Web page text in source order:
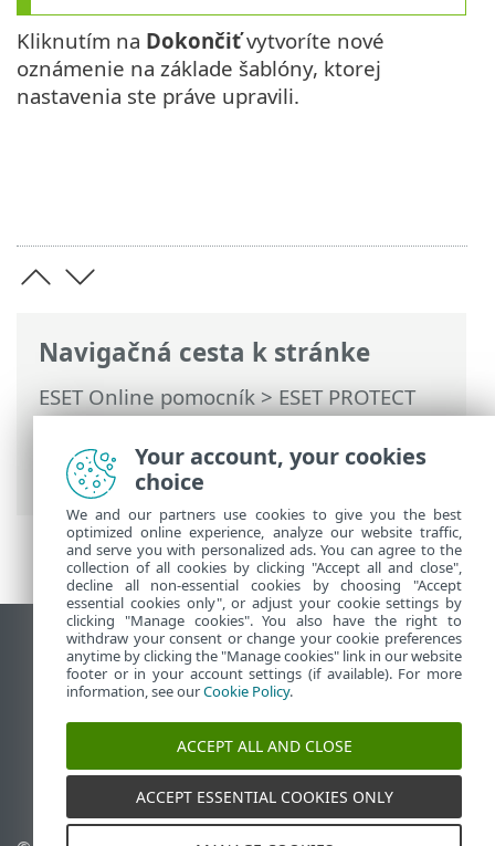
Navigačná cesta k stránke
ESET Online pomocník>ESET PROTECT
On-Prem>Používanie ESET PROTECT On-
Prem>Hlavné menu ESET PROTECT On-
Prem>Oznámenia > Distribúcia
Kliknutím na Dokončiťvytvoríte nové
oznámenie na základe šablóny, ktorej
nastavenia ste práve upravili.
Zobraziť stránku ako na počítači
End of Life
Databáza znalostí ESET
ESET Fórum
ESET Status Portal
Technická podpora
Your account, your cookies
choice
We and our partners use cookies to give you the best
optimized online experience, analyze our website traffic,
and serve you with personalized ads. You can agree to the
collection of all cookies by clicking "Accept all and close",
decline all non-essential cookies by choosing "Accept
essential cookies only", or adjust your cookie settings by
clicking "Manage cookies". You also have the right to
withdraw your consent or change your cookie preferences
anytime by clicking the "Manage cookies" link in our website
footer or in your account settings (if available). For more
information, see ourCookie Policy.
ACCEPT ALL AND CLOSE
ACCEPT ESSENTIAL COOKIES ONLY